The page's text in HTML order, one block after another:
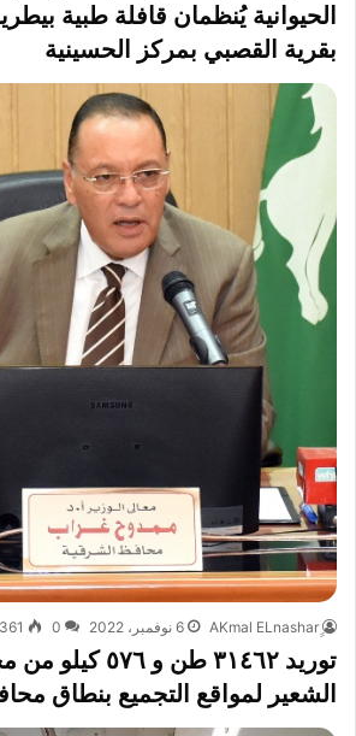
الحيوانية يُنظمان قافلة طبية
بقرية القصبي بمركز الحسينية
6 نوفمبر، 2022 0
361
توريد ٣١٤٦٢ طن و
الشعير لمواقع التجميع بنطاق